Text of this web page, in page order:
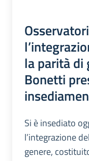
la parità di
Bonetti
Si è insediato
l’integrazione
genere,